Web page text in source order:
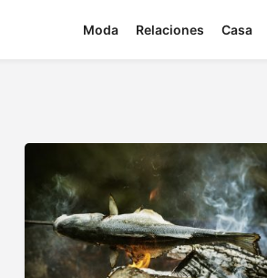
Moda Relaciones Casa